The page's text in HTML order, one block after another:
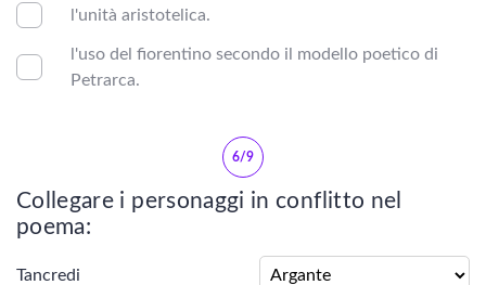
Trecento
Metrica e Retorica
Vedi tutti
l'unità aristotelica.
l'uso del fiorentino secondo il modello poetico di
Petrarca.
6/9
Collegare i personaggi in conflitto nel
poema:
Tancredi